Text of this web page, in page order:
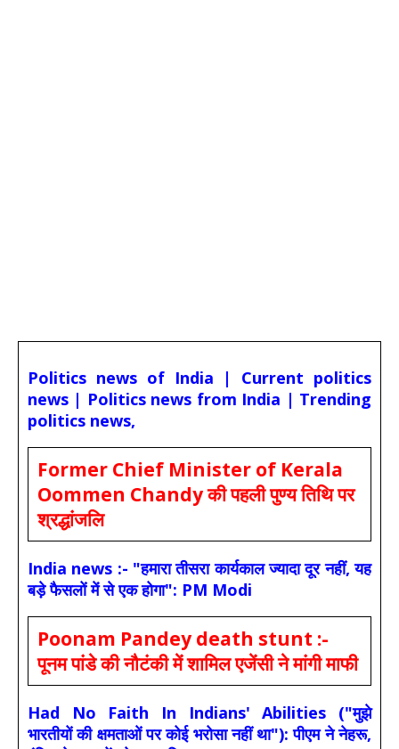
Politics news of India | Current politics
news | Politics news from India | Trending
politics news,
Former Chief Minister of Kerala
Oommen Chandy की पहली पुण्य तिथि पर
श्रद्धांजलि
India news :- "हमारा तीसरा कार्यकाल ज्यादा दूर नहीं, यह
बड़े फैसलों में से एक होगा": PM Modi
Poonam Pandey death stunt :-
पूनम पांडे की नौटंकी में शामिल एजेंसी ने मांगी माफी
Had No Faith In Indians' Abilities ("मुझे
भारतीयों की क्षमताओं पर कोई भरोसा नहीं था"): पीएम ने नेहरू,